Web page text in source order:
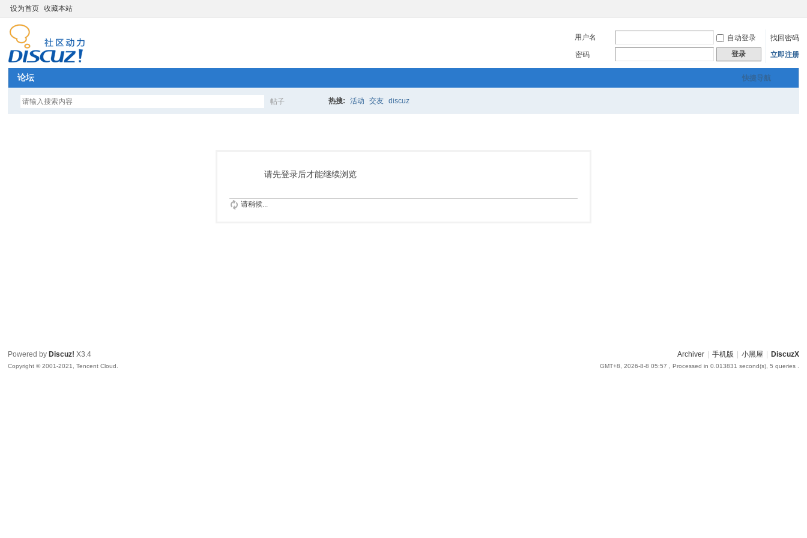
设为首页 收藏本站
用户名 自动登录
找回密码
密码
登录 立即注册
快捷导航
论坛
帖子
索
热搜: 活动 交友 discuz
请先登录后才能继续浏览
请稍候...
Archiver 手机版 小黑屋 DiscuzX
GMT+8, 2026-8-8 05:57 , Processed in 0.013831 second(s), 5 queries .
Powered by Discuz! X3.4
Copyright © 2001-2021, Tencent Cloud.